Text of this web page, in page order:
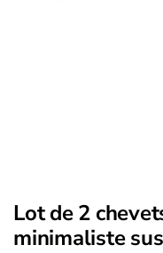
Lot de 2
minimaliste